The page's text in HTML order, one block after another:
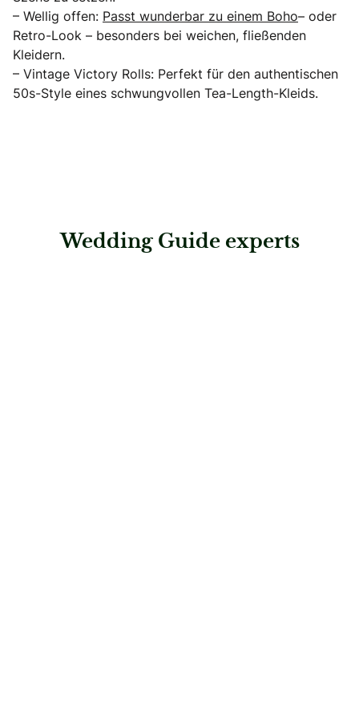
– Wellig offen: Passt wunderbar zu einem Boho– oder
Retro-Look – besonders bei weichen, fließenden
Kleidern.
– Vintage Victory Rolls: Perfekt für den authentischen
50s-Style eines schwungvollen Tea-Length-Kleids.
Wedding Guide experts